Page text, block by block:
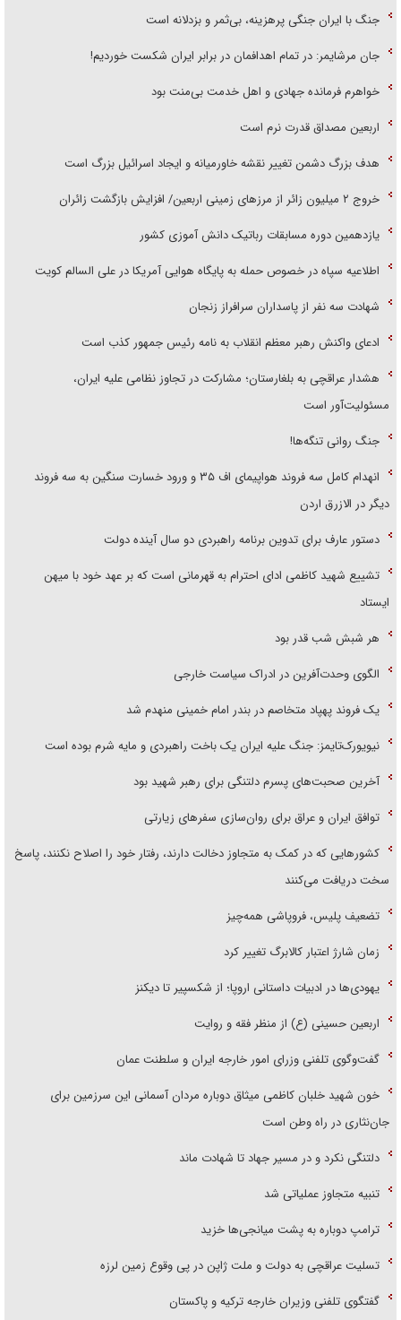
جنگ با ایران جنگی پرهزینه، بی‌ثمر و بزدلانه است
جان مرشایمر: در تمام اهدافمان در برابر ایران شکست خوردیم!
خواهرم فرمانده جهادی و اهل خدمت بی‌منت بود
اربعین مصداق قدرت نرم است
هدف بزرگ دشمن تغییر نقشه خاورمیانه و ایجاد اسرائیل بزرگ است
‌خروج ۲ میلیون زائر از مرز‌های زمینی اربعین/ افزایش بازگشت زائران
یازدهمین دوره مسابقات رباتیک دانش آموزی کشور
اطلاعیه سپاه در خصوص حمله به پایگاه هوایی آمریکا در علی السالم کویت
شهادت سه نفر از پاسداران سرافراز زنجان
ادعای واکنش رهبر معظم انقلاب به نامه رئیس جمهور کذب است
هشدار عراقچی به بلغارستان؛ مشارکت در تجاوز نظامی علیه ایران،
مسئولیت‌آور است
جنگ روانی تنگه‌ها!
انهدام کامل سه فروند هواپیمای اف ۳۵ و ورود خسارت سنگین به سه فروند
دیگر در الازرق اردن
دستور عارف برای تدوین برنامه راهبردی دو سال آینده دولت
تشییع شهید کاظمی ادای احترام به قهرمانی است که بر عهد خود با میهن
ایستاد
هر شبش شب قدر بود
الگوی وحدت‌آفرین در ادراک سیاست خارجی
یک فروند پهپاد متخاصم در بندر امام خمینی منهدم شد
نیویورک‌تایمز: جنگ علیه ایران یک باخت راهبردی و مایه شرم بوده است
آخرین صحبت‌های پسرم دلتنگی برای رهبر شهید بود
توافق ایران و عراق برای روان‌سازی سفر‌های زیارتی
کشور‌هایی که در کمک به متجاوز دخالت دارند، رفتار خود را اصلاح نکنند، پاسخ
سخت دریافت می‌کنند
تضعیف پلیس، فروپاشی همه‌چیز
زمان شارژ اعتبار کالابرگ تغییر کرد
یهودی‌ها در ادبیات داستانی اروپا؛ از شکسپیر تا دیکنز
اربعین حسینی (ع) از منظر فقه و روایت
گفت‌وگوی تلفنی وزرای امور خارجه ایران و سلطنت عمان
خون شهید خلبان کاظمی میثاق دوباره مردان آسمانی این سرزمین برای
جان‌نثاری در راه وطن است
دلتنگی نکرد و در مسیر جهاد تا شهادت ماند
تنبیه متجاوز عملیاتی شد
ترامپ دوباره به پشت میانجی‌ها خزید
تسلیت عراقچی به دولت و ملت ژاپن در پی وقوع زمین لرزه
گفتگوی تلفنی وزیران خارجه ترکیه و پاکستان